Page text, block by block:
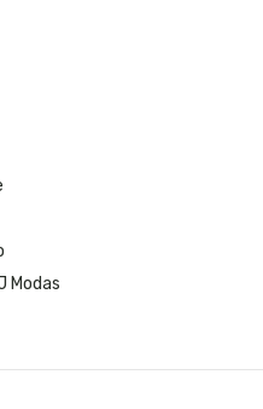
Modas